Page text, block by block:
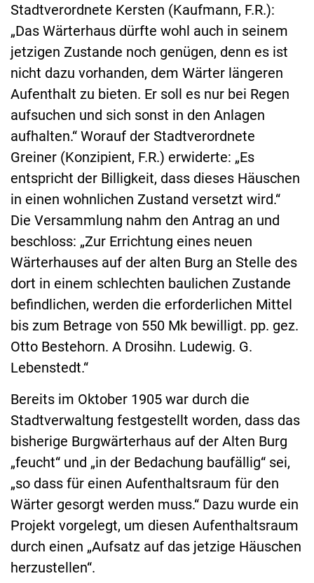
Stadtverordnete Kersten (Kaufmann, F.R.):
„Das Wärterhaus dürfte wohl auch in seinem
jetzigen Zustande noch genügen, denn es ist
nicht dazu vorhanden, dem Wärter längeren
Aufenthalt zu bieten. Er soll es nur bei Regen
aufsuchen und sich sonst in den Anlagen
aufhalten.“ Worauf der Stadtverordnete
Greiner (Konzipient, F.R.) erwiderte: „Es
entspricht der Billigkeit, dass dieses Häuschen
in einen wohnlichen Zustand versetzt wird.“
Die Versammlung nahm den Antrag an und
beschloss: „Zur Errichtung eines neuen
Wärterhauses auf der alten Burg an Stelle des
dort in einem schlechten baulichen Zustande
befindlichen, werden die erforderlichen Mittel
bis zum Betrage von 550 Mk bewilligt. pp. gez.
Otto Bestehorn. A Drosihn. Ludewig. G.
Lebenstedt.“
Bereits im Oktober 1905 war durch die
Stadtverwaltung festgestellt worden, dass das
bisherige Burgwärterhaus auf der Alten Burg
„feucht“ und „in der Bedachung baufällig“ sei,
„so dass für einen Aufenthaltsraum für den
Wärter gesorgt werden muss.“ Dazu wurde ein
Projekt vorgelegt, um diesen Aufenthaltsraum
durch einen „Aufsatz auf das jetzige Häuschen
herzustellen“.